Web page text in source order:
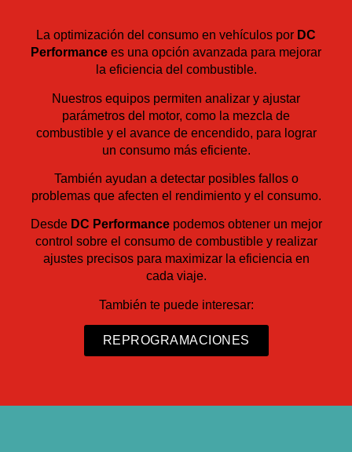
La optimización del consumo en vehículos por DC
Performance es una opción avanzada para mejorar
la eficiencia del combustible.
Nuestros equipos permiten analizar y ajustar
parámetros del motor, como la mezcla de
combustible y el avance de encendido, para lograr
un consumo más eficiente.
También ayudan a detectar posibles fallos o
problemas que afecten el rendimiento y el consumo.
Desde DC Performancepodemos obtener un mejor
control sobre el consumo de combustible y realizar
ajustes precisos para maximizar la eficiencia en
cada viaje.
También te puede interesar:
REPROGRAMACIONES